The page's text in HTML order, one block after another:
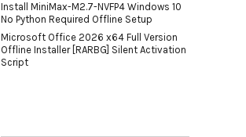
Install MiniMax-M2.7-NVFP4 Windows 10
No Python Required Offline Setup
Microsoft Office 2026 x64 Full Version
Offline Installer [RARBG] Silent Activation
Script